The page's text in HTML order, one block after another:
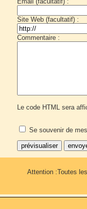
Site Web (facultatif) :
Commentaire :
Le code HTML sera
Se souvenir de
Attention :Toutes